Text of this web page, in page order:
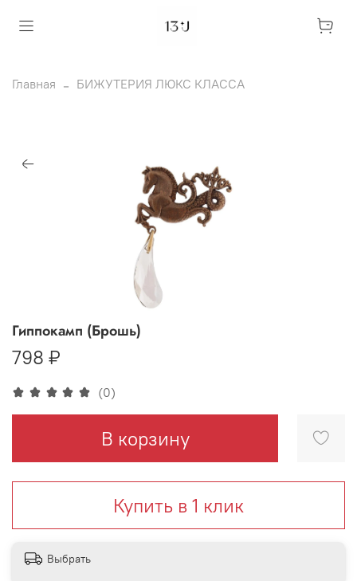
Главная БИЖУТЕРИЯ ЛЮКС КЛАССА
(0)
Гиппокамп (Брошь)
798 ₽
В корзину
Купить в 1 клик
Выбрать